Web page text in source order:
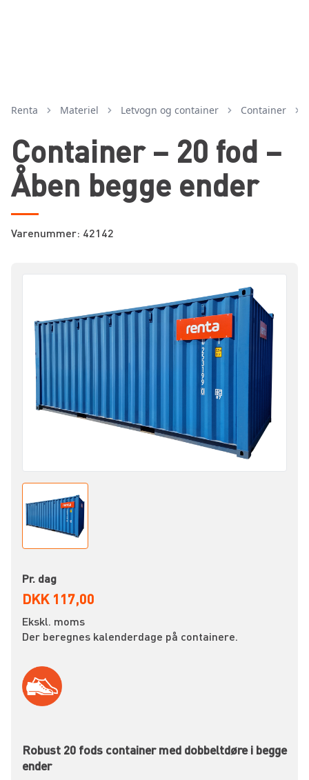
Renta Materiel letvogn og container container
Container – 20 fod –
Åben begge ender
Varenummer: 42142
Pr. dag
DKK 117,00
Ekskl. moms
Der beregnes kalenderdage på containere.
Robust 20 fods container med dobbeltdøre i begge
ender